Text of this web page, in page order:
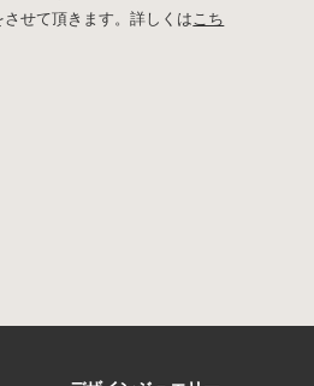
せて頂きます。詳しくはこち